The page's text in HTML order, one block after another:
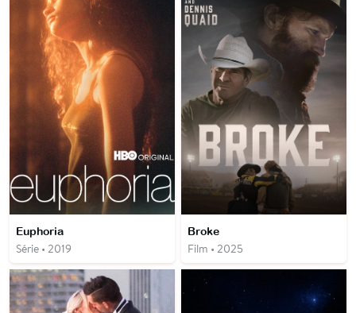
Euphoria
Série • 2019
Broke
Film • 2025